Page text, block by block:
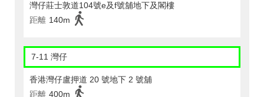
灣仔莊士敦道104號e及f號舖地下及閣樓
距離 140m
7-11 灣仔
香港灣仔盧押道 20 號地下 2 號舖
距離 400m